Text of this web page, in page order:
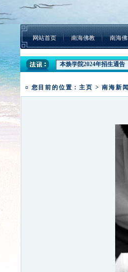
网站首页 南海佛教 南海
本焕学院2024年招生通告
一粥一香甜 一年一团圆|
盛世钟鸣 祈福五洲|深圳
¤ 您目前的位置：主页 >南海新